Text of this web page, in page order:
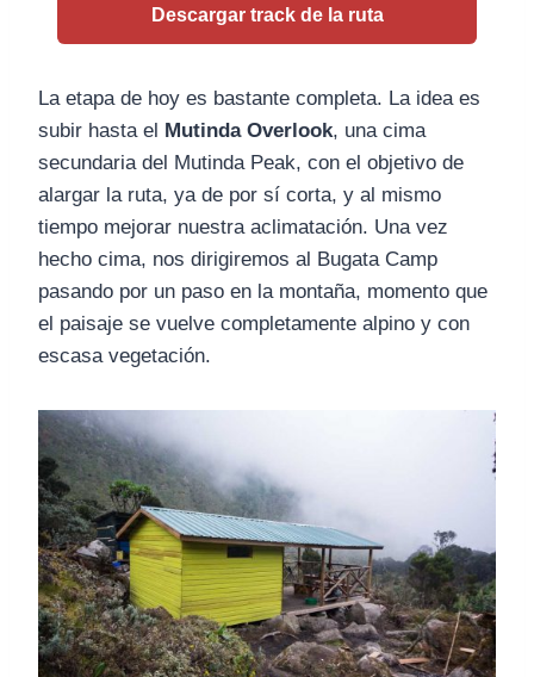
Descargar track de la ruta
La etapa de hoy es bastante completa. La idea es
subir hasta el
Mutinda Overlook, una cima
secundaria del Mutinda Peak, con el objetivo de
alargar la ruta, ya de por sí corta, y al mismo
tiempo mejorar nuestra aclimatación. Una vez
hecho cima, nos dirigiremos al Bugata Camp
pasando por un paso en la montaña, momento que
el paisaje se vuelve completamente alpino y con
escasa vegetación.